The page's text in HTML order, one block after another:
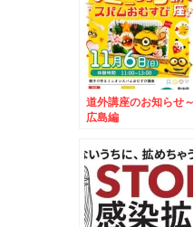
道外講座のお知らせ～
広島編